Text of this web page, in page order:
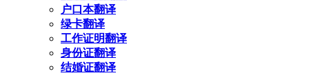
户口本翻译
绿卡翻译
工作证明翻译
身份证翻译
结婚证翻译